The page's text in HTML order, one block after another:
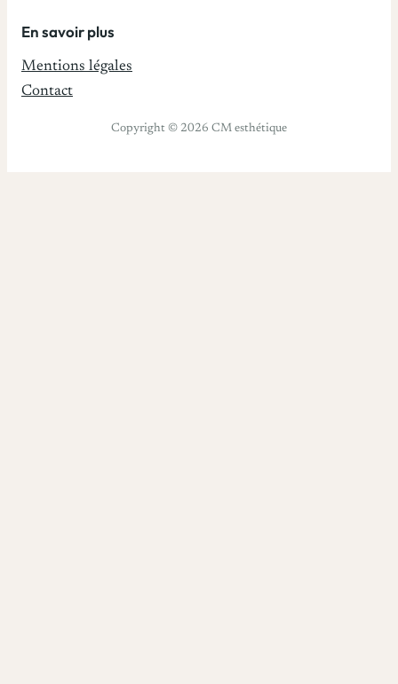
En savoir plus
Mentions légales
Contact
Copyright © 2026 CM esthétique